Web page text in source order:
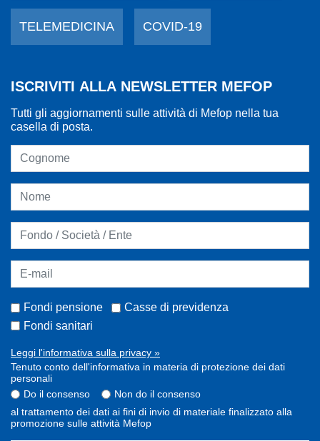
TELEMEDICINA COVID-19
ISCRIVITI ALLA NEWSLETTER MEFOP
Tutti gli aggiornamenti sulle attività di Mefop nella tua
casella di posta.
Fondi pensione
Casse di previdenza
Fondi sanitari
Leggi l'informativa sulla privacy »
Tenuto conto dell'informativa in materia di protezione dei dati
personali
Do il consenso
Non do il consenso
al trattamento dei dati ai fini di invio di materiale finalizzato alla
promozione sulle attività Mefop